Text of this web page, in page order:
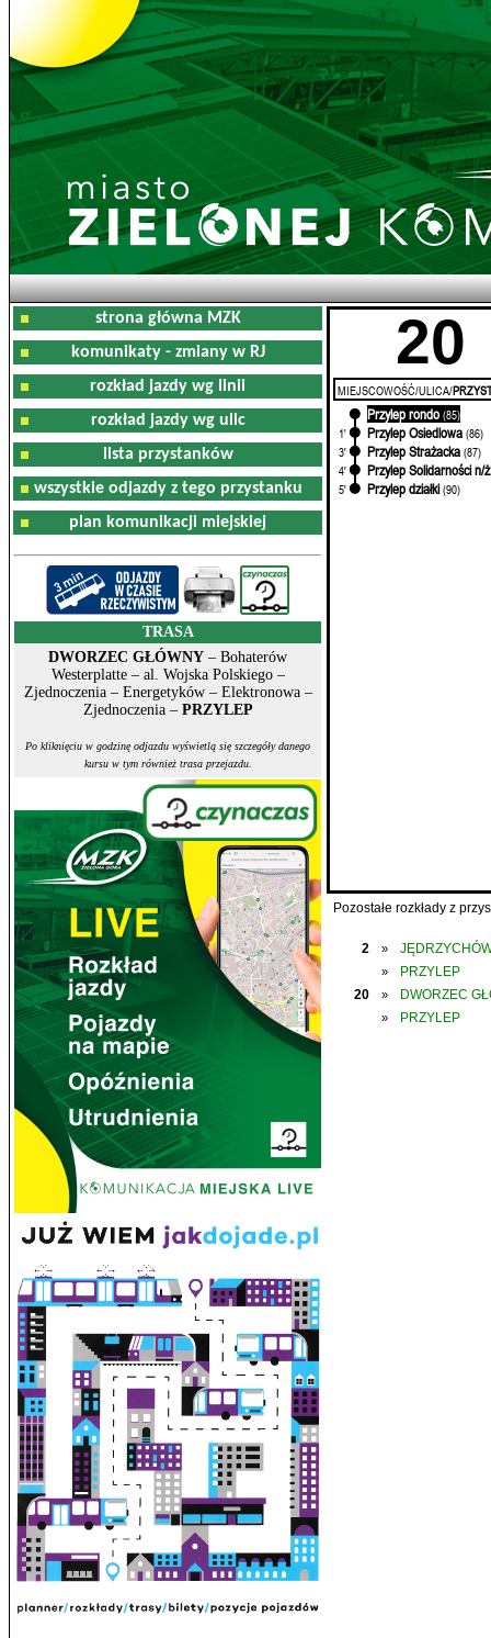
strona główna MZK
komunikaty - zmiany w RJ
rozkład jazdy wg linii
rozkład jazdy wg ulic
lista przystanków
wszystkie odjazdy z tego przystanku
plan komunikacji miejskiej
TRASA
DWORZEC GŁÓWNY – Bohaterów
Westerplatte – al. Wojska Polskiego –
Zjednoczenia – Energetyków – Elektronowa –
Zjednoczenia – PRZYLEP
Po kliknięciu w godzinę odjazdu wyświetlą się szczegóły danego
kursu w tym również trasa przejazdu.
20
MIEJSCOWOŚĆ/ULICA/
Przylep rondo (85)
1'
Przylep Osiedlowa (86)
3'
Przylep Strażacka (87)
4'
Przylep Solidarności n/ż
5' Przylep działki (90)
Pozostałe rozkłady z
2 »
»
PRZYLEP
20
» DWORZEC
» PRZYLEP